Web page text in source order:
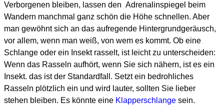
Verborgenen bleiben, lassen den Adrenalinspiegel beim
Wandern manchmal ganz schön die Höhe schnellen. Aber
man gewöhnt sich an das aufregende Hintergrundgeräusch,
vor allem, wenn man weiß, von wem es kommt. Ob eine
Schlange oder ein Insekt rasselt, ist leicht zu unterscheiden:
Wenn das Rasseln aufhört, wenn Sie sich nähern, ist es ein
Insekt. das ist der Standardfall. Setzt ein bedrohliches
Rasseln plötzlich ein und wird lauter, sollten Sie lieber
stehen bleiben. Es könnte eine Klapperschlange sein.